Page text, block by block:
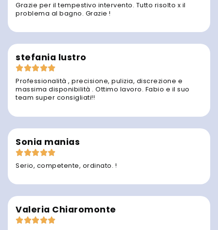
Grazie per il tempestivo intervento. Tutto risolto x il
problema al bagno. Grazie !
stefania lustro
Professionalità , precisione, pulizia, discrezione e
massima disponibilità . Ottimo lavoro. Fabio e il suo
team super consigliati!!
Sonia manias
Serio, competente, ordinato. !
Valeria Chiaromonte